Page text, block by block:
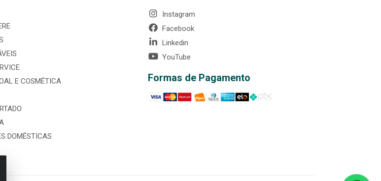
E COSMÉTICA
DOMÉSTICAS
Instagram
Facebook
Linkedin
YouTube
Formas de Pagamento